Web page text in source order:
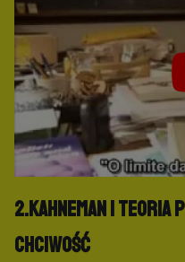
2.Kahneman i
chciwość